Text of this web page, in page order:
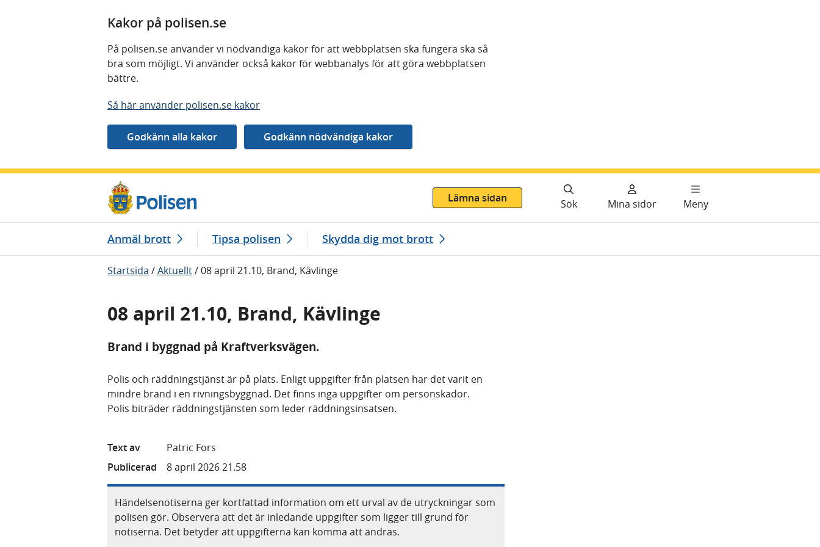
Kakor på polisen.se
På polisen.se använder vi nödvändiga kakor för att webbplatsen ska fungera ska så
bra som möjligt. Vi använder också kakor för webbanalys för att göra webbplatsen
bättre.
Så här använder polisen.se kakor
Lämna sidan
Sök Mina sidor Meny
Anmäl brott Tipsa polisen Skydda dig mot brott
Startsida /Aktuellt/08 april 21.10, Brand, Kävlinge
08 april 21.10, Brand, Kävlinge
Brand i byggnad på Kraftverksvägen.
Polis och räddningstjänst är på plats. Enligt uppgifter från platsen har det varit en
mindre brand i en rivningsbyggnad. Det finns inga uppgifter om personskador.
Polis biträder räddningstjänsten som leder räddningsinsatsen.
Text av
Patric Fors
Publicerad
8 april 2026 21.58
Händelsenotiserna ger kortfattad information om ett urval av de utryckningar som
polisen gör. Observera att det är inledande uppgifter som ligger till grund för
notiserna. Det betyder att uppgifterna kan komma att ändras.